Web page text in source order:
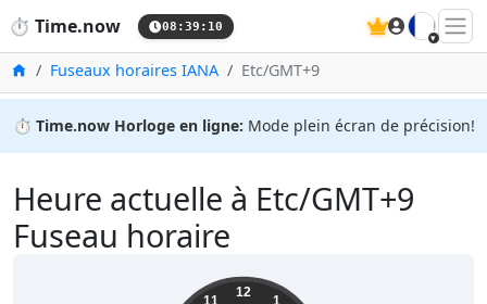
⏱️ Time.now 08:39:11 🇫🇷
Accueil
Fuseaux horaires IANA Etc/GMT+9
⏱️ Time.now Horloge en ligne: Mode plein écran de précision!
Heure actuelle à Etc/GMT+9
Fuseau horaire
12
1
11